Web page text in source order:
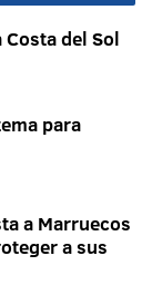
del Sol
para
a Marruecos
a sus